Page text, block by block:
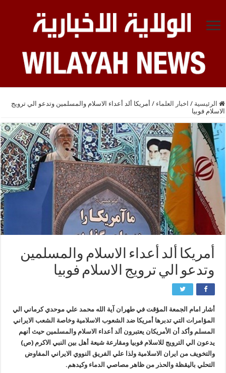
الرئيسية / اخبار العلماء / أمريكا ألد أعداء الاسلام والمسلمين وتدعو الي ترويج
الاسلام فوبيا
أمريكا ألد أعداء الاسلام والمسلمين
وتدعو الي ترويج الاسلام فوبيا
أشار امام الجمعة المؤقت في طهران آية ‌الله محمد علي موحدي‌ كرماني الي
المؤامرات التي تدبرها أمريكا ضد الشعوب الاسلامية وخاصة الشعب الايراني
المسلم وأكد أن الأمريكان يعتبرون ألد أعداء الاسلام والمسلمين حيث أنهم
يدعون الي الترويج للاسلام فوبيا ومقارعة شيعة أهل بين النبي الاكرم (ص)
والتخويف من ايران الاسلامية ولذا علي الفريق النووي الايراني المفاوض
التحلي باليقظة والحذر من ظاهر مصاصي الدماء وكيدهم.